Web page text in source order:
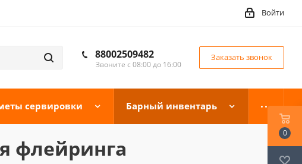
Войти
88002509482
Звоните с 08:00 до 16:00
Заказать звонок
сервировки Барный инвентарь
флейринга
0